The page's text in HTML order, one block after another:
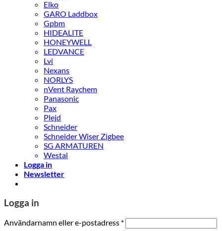
Elko
GARO Laddbox
Gpbm
HIDEALITE
HONEYWELL
LEDVANCE
Lvi
Nexans
NORLYS
nVent Raychem
Panasonic
Pax
Plejd
Schneider
Schneider Wiser Zigbee
SG ARMATUREN
Westal
Logga in
Newsletter
Logga in
Användarnamn eller e-postadress *Obligatoriskt